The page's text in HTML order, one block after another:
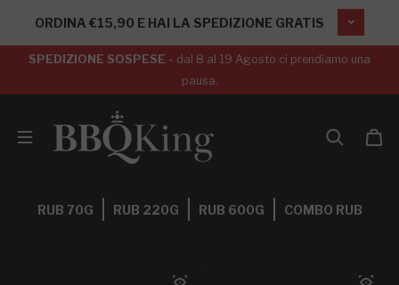
ORDINA €15,90 E HAI LA SPEDIZIONE GRATIS
SPEDIZIONE SOSPESE - dal 8 al 19 Agosto ci prendiamo una
pausa.
RUB 70G RUB 220G RUB 600G COMBO RUB